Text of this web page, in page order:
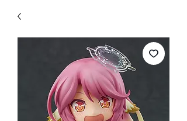
WECHAT 微信諮詢